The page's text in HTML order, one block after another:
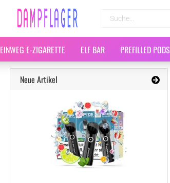
EINWEG E-ZIGARETTE ELF BAR PREFILLED PODS
Neue Artikel